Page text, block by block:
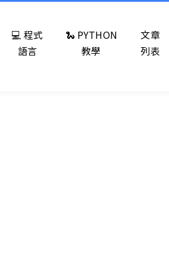
💻 程式
語言
🐍 PYTHON
教學
文章
列表